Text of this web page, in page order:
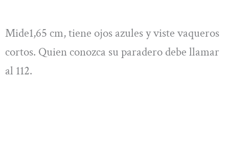
Mide1,65 cm, tiene ojos azules y viste vaqueros
cortos. Quien conozca su paradero debe llamar
al 112.